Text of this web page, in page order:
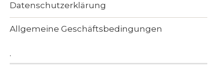
Datenschutzerklärung
Allgemeine Geschäftsbedingungen
.